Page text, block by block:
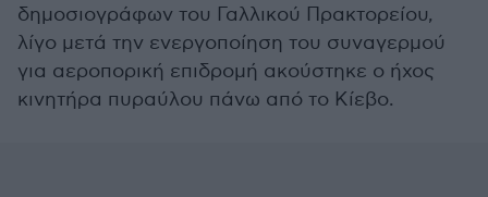
δημοσιογράφων του Γαλλικού Πρακτορείου,
λίγο μετά την ενεργοποίηση του συναγερμού
για αεροπορική επιδρομή ακούστηκε ο ήχος
κινητήρα πυραύλου πάνω από το Κίεβο.